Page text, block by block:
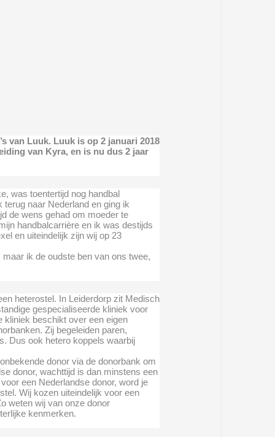
van Luuk. Luuk is op 2 januari 2018
van Kyra, en is nu dus 2 jaar
was toentertijd nog handbal
naar Nederland en ging ik
de wens gehad om moeder te
handbalcarrière en ik was destijds
en uiteindelijk zijn wij op 23
ik de oudste ben van ons twee,
heterostel. In Leiderdorp zit Medisch
gespecialiseerde kliniek voor
kliniek beschikt over een eigen
Zij begeleiden paren,
Dus ook hetero koppels waarbij
donor via de donorbank om
donor, wachttijd is dan minstens een
een Nederlandse donor, word je
Wij kozen uiteindelijk voor een
weten wij van onze donor
kenmerken.